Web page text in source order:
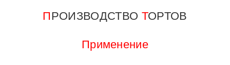
ПРОИЗВОДСТВО ТОРТОВ
Применение